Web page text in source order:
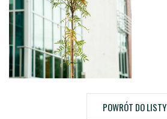
POWRÓT DO LISTY